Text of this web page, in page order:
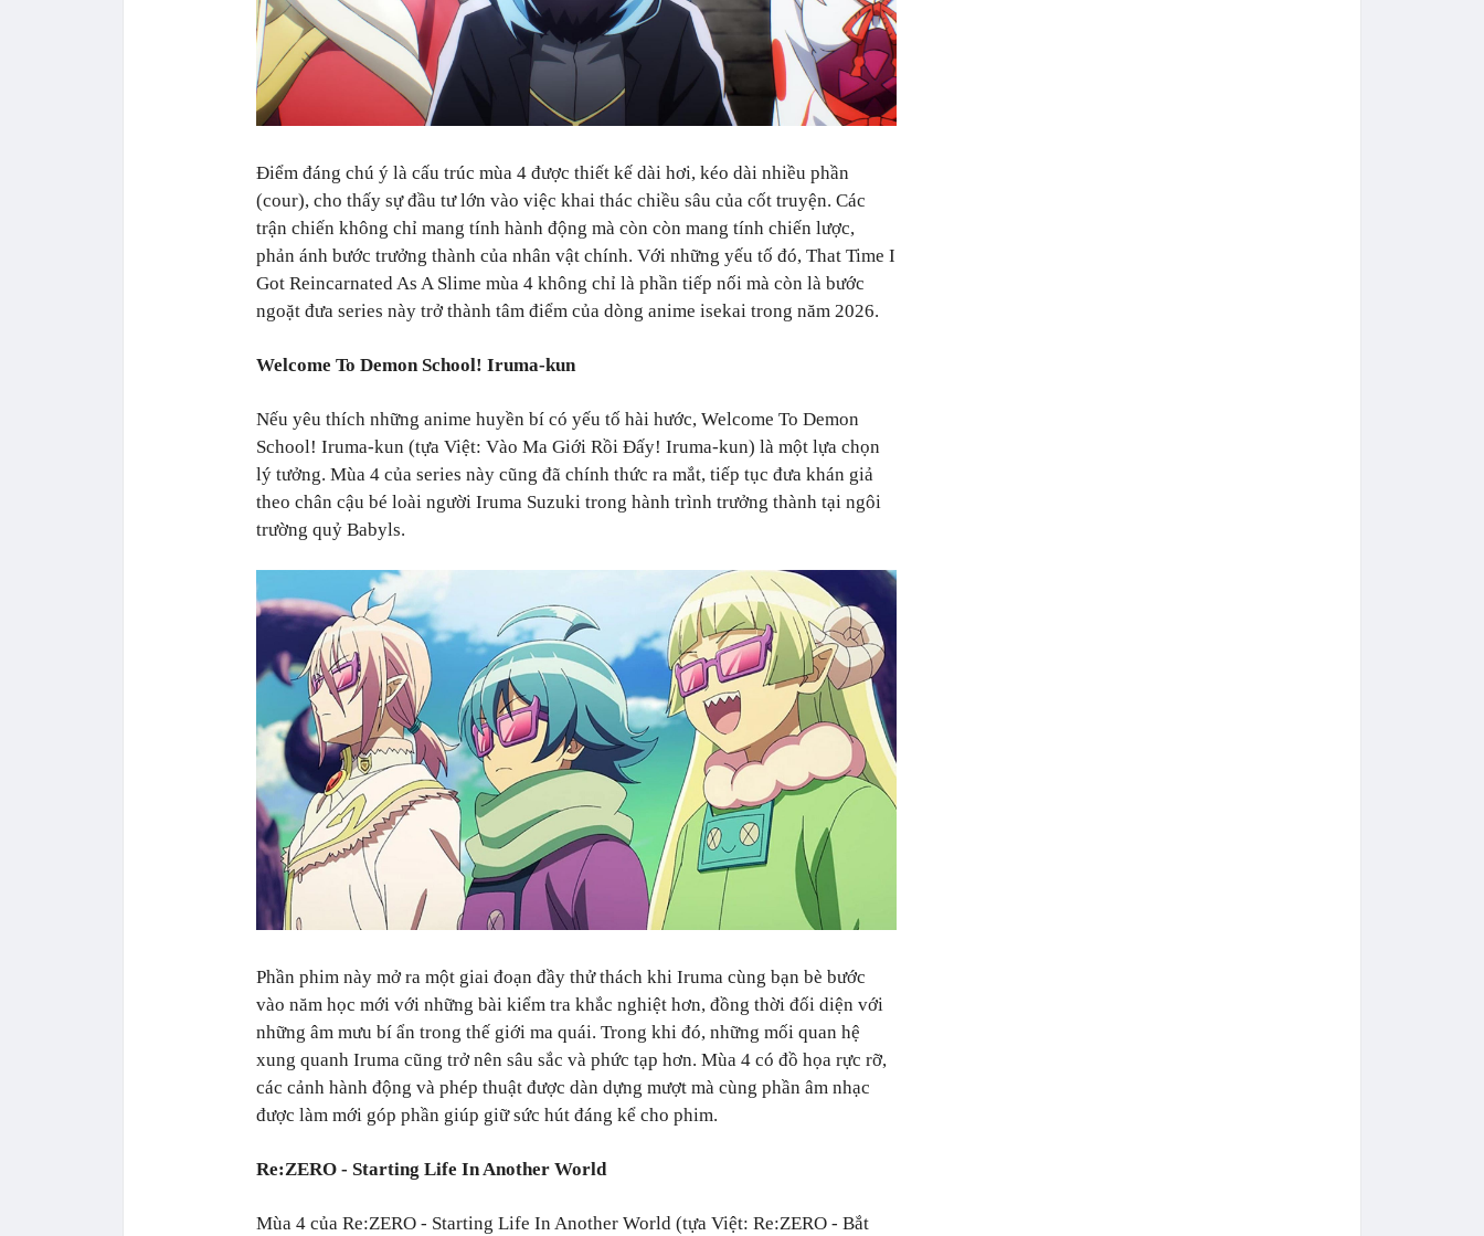
Điểm đáng chú ý là cấu trúc mùa 4 được thiết kế dài hơi, kéo dài nhiều phần
(cour), cho thấy sự đầu tư lớn vào việc khai thác chiều sâu của cốt truyện. Các
trận chiến không chỉ mang tính hành động mà còn còn mang tính chiến lược,
phản ánh bước trưởng thành của nhân vật chính. Với những yếu tố đó, That Time I
Got Reincarnated As A Slime mùa 4 không chỉ là phần tiếp nối mà còn là bước
ngoặt đưa series này trở thành tâm điểm của dòng anime isekai trong năm 2026.
Welcome To Demon School! Iruma-kun
Nếu yêu thích những anime huyền bí có yếu tố hài hước, Welcome To Demon
School! Iruma-kun (tựa Việt: Vào Ma Giới Rồi Đấy! Iruma-kun) là một lựa chọn
lý tưởng. Mùa 4 của series này cũng đã chính thức ra mắt, tiếp tục đưa khán giả
theo chân cậu bé loài người Iruma Suzuki trong hành trình trưởng thành tại ngôi
trường quỷ Babyls.
Phần phim này mở ra một giai đoạn đầy thử thách khi Iruma cùng bạn bè bước
vào năm học mới với những bài kiểm tra khắc nghiệt hơn, đồng thời đối diện với
những âm mưu bí ẩn trong thế giới ma quái. Trong khi đó, những mối quan hệ
xung quanh Iruma cũng trở nên sâu sắc và phức tạp hơn. Mùa 4 có đồ họa rực rỡ,
các cảnh hành động và phép thuật được dàn dựng mượt mà cùng phần âm nhạc
được làm mới góp phần giúp giữ sức hút đáng kể cho phim.
Re:ZERO - Starting Life In Another World
Mùa 4 của Re:ZERO - Starting Life In Another World (tựa Việt: Re:ZERO - Bắt